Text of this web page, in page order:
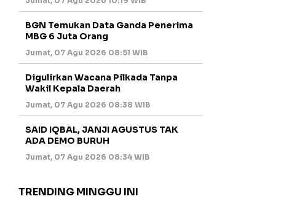
BGN Temukan Data Ganda Penerima
MBG 6 Juta Orang
Jumat, 07 Agu 2026 08:51 WIB
Digulirkan Wacana Pilkada Tanpa
Wakil Kepala Daerah
Jumat, 07 Agu 2026 08:38 WIB
SAID IQBAL, JANJI AGUSTUS TAK
ADA DEMO BURUH
Jumat, 07 Agu 2026 08:34 WIB
TRENDING MINGGU INI